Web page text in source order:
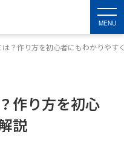
MENU
は？作り方を初心者にもわかりやす
作り方を初心
説